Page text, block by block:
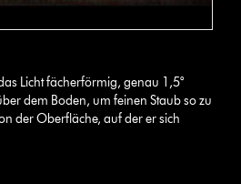
Licht fächerförmig, genau 1,5°
dem Boden, um feinen Staub so zu
der Oberfläche, auf der er sich